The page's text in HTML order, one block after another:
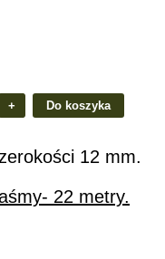
12 mm.
22 metry.